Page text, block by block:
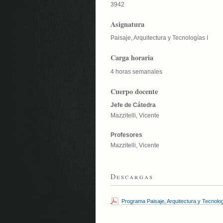
3942
Asignatura
Paisaje, Arquitectura y Tecnologías I
Carga horaria
4 horas semanales
Cuerpo docente
Jefe de Cátedra
Mazzitelli, Vicente
Profesores
Mazzitelli, Vicente
Descargas
Programa Paisaje, Arquitectura y